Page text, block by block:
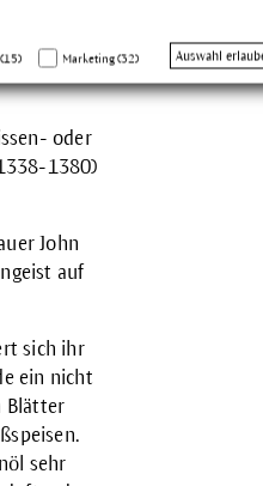
Marketing (32) Auswahl
oder
1380)
John
auf
sich ihr
ein nicht
Blätter
sehr